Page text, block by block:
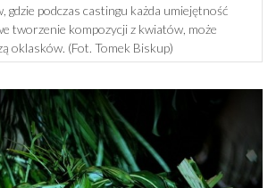
gdzie podczas castingu każda umiejętność
tworzenie kompozycji z kwiatów, może
oklasków. (Fot. Tomek Biskup)